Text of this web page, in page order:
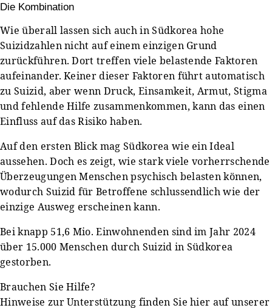
Die Kombination
Wie überall lassen sich auch in Südkorea hohe
Suizidzahlen nicht auf einem einzigen Grund
zurückführen. Dort treffen viele belastende Faktoren
aufeinander. Keiner dieser Faktoren führt automatisch
zu Suizid, aber wenn Druck, Einsamkeit, Armut, Stigma
und fehlende Hilfe zusammenkommen, kann das einen
Einfluss auf das Risiko haben.
Auf den ersten Blick mag Südkorea wie ein Ideal
aussehen. Doch es zeigt, wie stark viele vorherrschende
Überzeugungen Menschen psychisch belasten können,
wodurch Suizid für Betroffene schlussendlich wie der
einzige Ausweg erscheinen kann.
Bei knapp 51,6 Mio. Einwohnenden sind im Jahr 2024
über 15.000 Menschen durch Suizid in Südkorea
gestorben.
Brauchen Sie Hilfe?
Hinweise zur Unterstützung finden Sie hier auf unserer